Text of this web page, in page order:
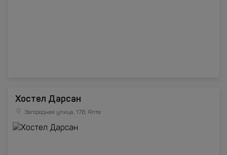
Хостел Дарсан
Загородная улица, 17В, Ялта